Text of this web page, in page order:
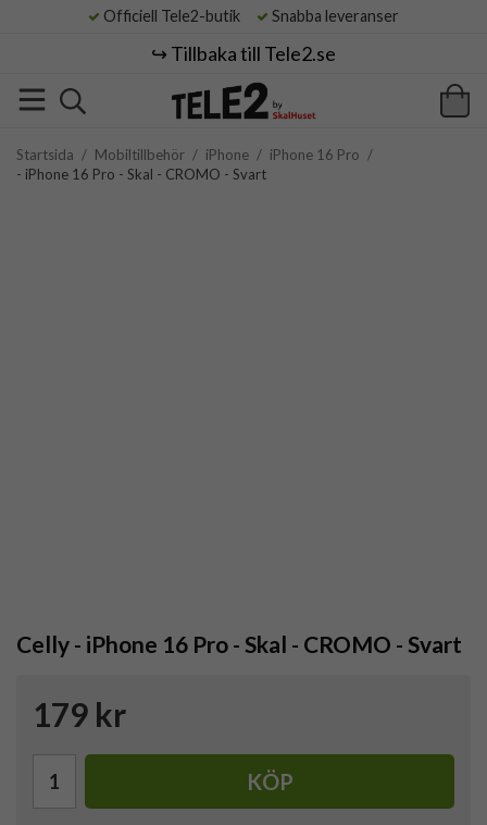
Officiell Tele2-butik Snabba leveranser
↪️ Tillbaka till Tele2.se
Startsida / Mobiltillbehör / iPhone / iPhone 16 Pro /
- iPhone 16 Pro - Skal - CROMO - Svart
Celly - iPhone 16 Pro - Skal - CROMO - Svart
179 kr
KÖP